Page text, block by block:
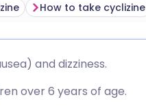
Français
How to take cyclizine
and dizziness.
over 6 years of age.